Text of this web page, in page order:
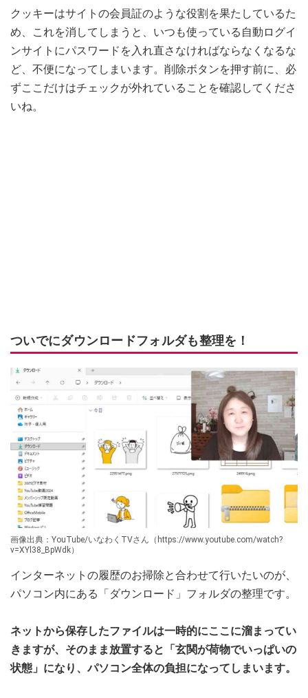
クッキーはサイトの会員証のような役割を果たしているた
め、これを消してしまうと、いつも使っている自動ログイ
ンサイトにパスワードを入れ直さなければならなくなるな
ど、不便になってしまいます。削除ボタンを押す前に、必
ずここだけはチェックが外れていることを確認してくださ
いね。
ついでにダウンロードフォルダも整理を！
画像出典：YouTube/いなわくTVさん（https://www.youtube.com/watch?
v=XYl38_BpWdk）
インターネットの履歴のお掃除と合わせて行いたいのが、
パソコン内にある「ダウンロード」フォルダの整理です。
ネットから保存したファイルは一時的にここに溜まってい
きますが、そのまま放置すると「玄関が荷物でいっぱいの
状態」になり、パソコン全体の負担になってしまいます。